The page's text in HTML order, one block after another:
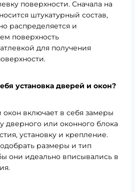
поверхности. Сначала на
штукатурный состав,
распределяется и
поверхность
для получения
установка дверей и окон?
окон включает в себя замеры
дверного или оконного блока
установку и крепление.
размеры и тип
они идеально вписывались в